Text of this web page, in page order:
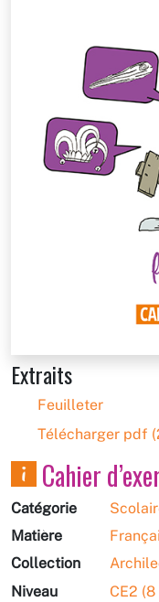
Extraits
Feuilleter
Télécharger pdf
Cahier
Catégorie
Matière
Collection
Niveau
CE2 (8